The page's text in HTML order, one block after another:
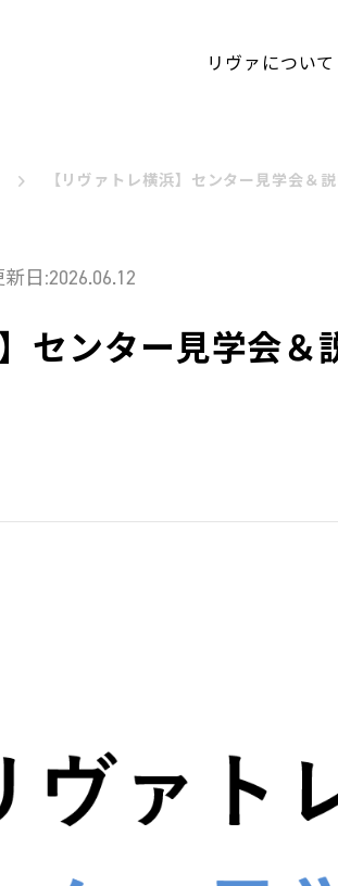
リヴァについて
リヴァトレ LACICRA リヴァBiz
代表メッセージ 社員インタビュー
【リヴァトレ横浜】センター見学会＆
日:2026.06.12
センター見学会＆